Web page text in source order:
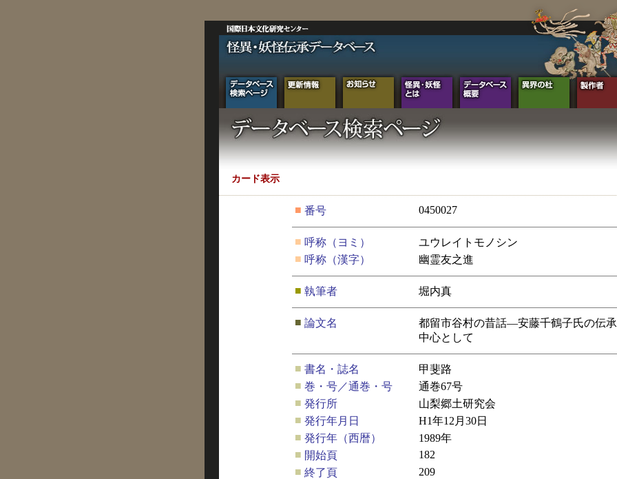
カード表示
■ 番号 0450027
■ 呼称（ヨミ）
ユウレイトモノシン
■ 呼称（漢字） 幽霊友之進
■ 執筆者 堀内真
■ 論文名
都留市谷村の昔話―安藤千鶴子氏の伝
中心として
■ 書名・誌名
甲斐路
■ 巻・号／通巻・号
通巻67号
■ 発行所
山梨郷土研究会
■ 発行年月日
H1年12月30日
■ 発行年（西暦）
1989年
■ 開始頁
182
■ 終了頁 209